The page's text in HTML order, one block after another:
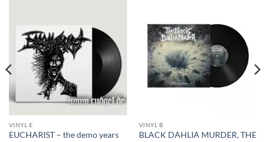
VINYL E
EUCHARIST – the demo years
VINYL B
BLACK DAHLIA MURDER, THE